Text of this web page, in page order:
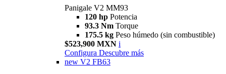
Panigale V2 MM93
120 hp Potencia
93.3 Nm Torque
175.5 kg Peso húmedo (sin combustible)
$523,900 MXN i
Configura Descubre más
new V2 FB63